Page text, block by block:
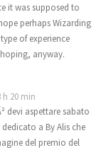
it was supposed to
perhaps Wizarding
of experience
anyway.
h 20 min
devi aspettare sabato
a By Alis che
del premio del